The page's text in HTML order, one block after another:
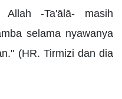
Allah -Ta'ālā- masih
selama nyawanya
(HR. Tirmizi dan dia